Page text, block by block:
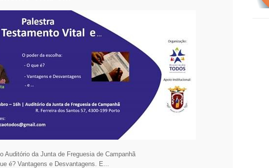
Auditório da Junta de Freguesia de Campanhã
é? Vantagens e Desvantagens. E...